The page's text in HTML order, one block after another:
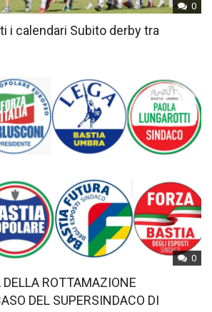
0
i calendari Subito derby tra
0
DELLA ROTTAMAZIONE
DEL SUPERSINDACO DI